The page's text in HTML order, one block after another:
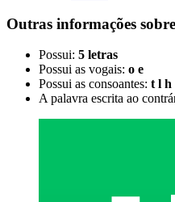
Outras informações sobre
Possui: 5 letras
Possui as vogais: o e
Possui as consoantes: t l h
A palavra escrita ao